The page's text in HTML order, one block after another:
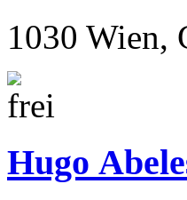
1030 Wien,
Hugo